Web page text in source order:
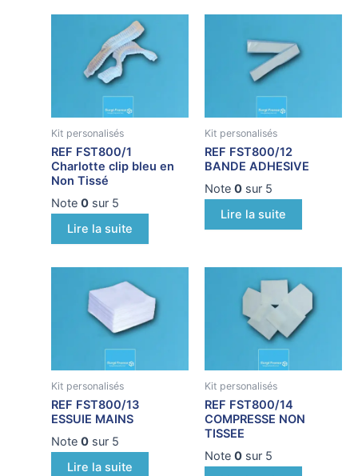
Kit personalisés
REF FST800/1
Charlotte clip bleu en
Non Tissé
Note 0sur 5
Lire la suite
Kit personalisés
REF FST800/12
BANDE ADHESIVE
Note 0sur 5
Lire la suite
Kit personalisés
REF FST800/13
ESSUIE MAINS
Note 0sur 5
Lire la suite
Kit personalisés
REF FST800/14
COMPRESSE NON
TISSEE
Note 0sur 5